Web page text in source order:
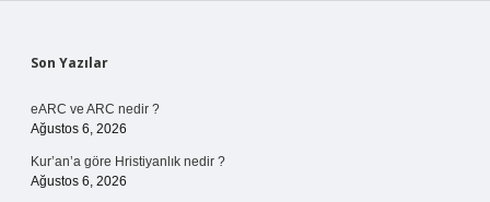
Sidebar
Son Yazılar
eARC ve ARC nedir ?
Ağustos 6, 2026
Kur’an’a göre Hristiyanlık nedir ?
Ağustos 6, 2026